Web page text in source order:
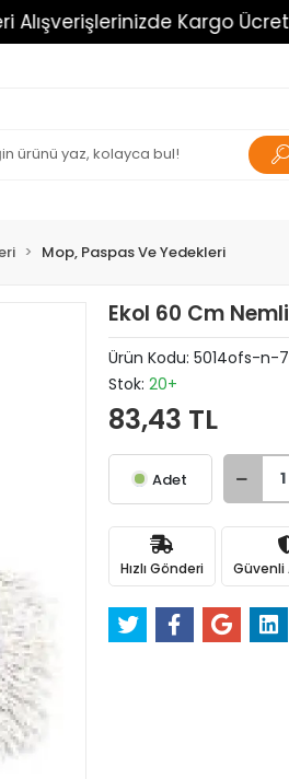
Kargo Ücretsiz!
Mop, Paspas Ve Yedekleri
Ekol 60 Cm
Ürün Kodu: 5014ofs-n-
Stok: 20+
83,43 TL
Adet
Hızlı Gönderi Güvenli